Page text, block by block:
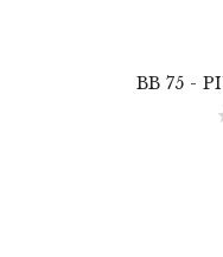
BB 75 -